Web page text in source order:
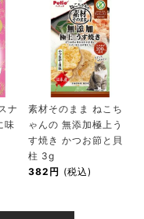
ナ
味
素材そのまま ねこち
ゃんの 無添加極上う
す焼き かつお節と貝
柱 3g
382円 (税込)